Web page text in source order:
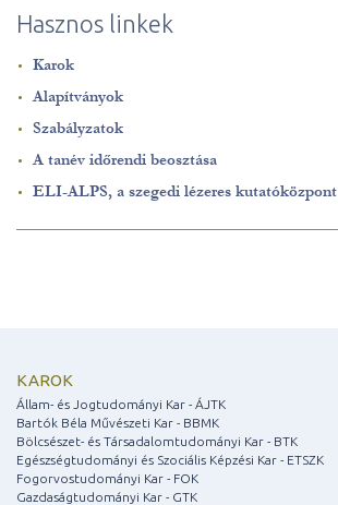
Hasznos linkek
Karok
Alapítványok
Szabályzatok
A tanév időrendi beosztása
ELI-ALPS, a szegedi lézeres kutatóközpont
KAROK
Állam- és Jogtudományi Kar - ÁJTK
Bartók Béla Művészeti Kar - BBMK
Bölcsészet- és Társadalomtudományi Kar - BTK
Egészségtudományi és Szociális Képzési Kar - ETSZK
Fogorvostudományi Kar - FOK
Gazdaságtudományi Kar - GTK